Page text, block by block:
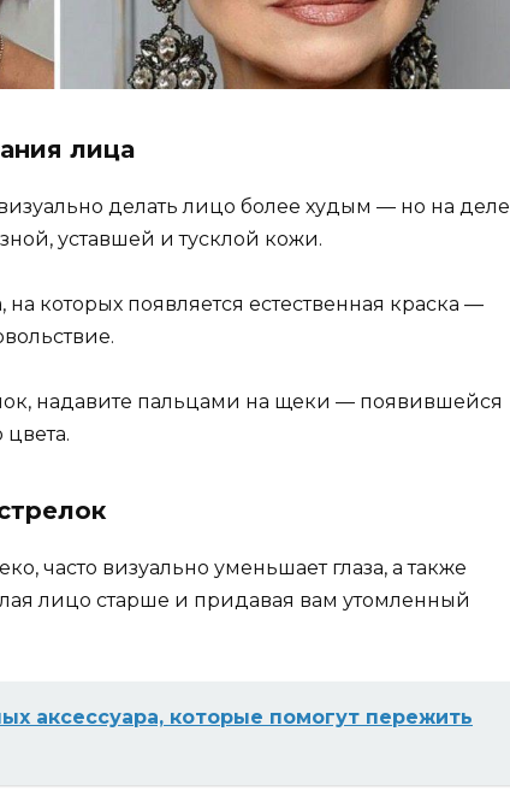
лица
делать лицо более худым — но на деле
уставшей и тусклой кожи.
на которых появляется естественная краска —
надавите пальцами на щеки — появившейся
часто визуально уменьшает глаза, а также
лицо старше и придавая вам утомленный
аксессуара, которые помогут пережить